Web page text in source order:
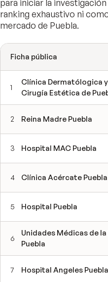
para iniciar la
ranking exhaustivo ni
mercado de Puebla.
Ficha pública
1
Clínica Dermatólogica y
Cirugía Estética de
2 Reina Madre Puebla
3 Hospital MAC Puebla
4 Clínica Acércate Puebla
5 Hospital Puebla
6
Unidades Médicas de
Puebla
7 Hospital Angeles Puebla